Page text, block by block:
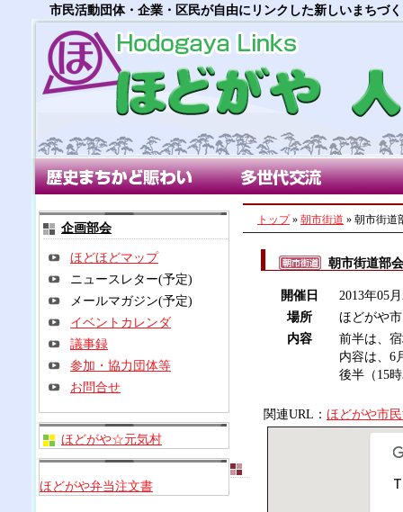
市民活動団体・企業・区民が自由にリンクした新しいまちづ
多世代交流部会 朝市
トップ» 朝市街道 » 朝市街道
朝市街道部
開催日
2013年05
場所
ほどがや
内容
前半は、
内容は、6
後半（15
関連URL： ほどがや市
企画部会
ほどほどマップ
ニュースレター(予定)
メールマガジン(予定)
イベントカレンダ
議事録
参加・協力団体等
お問合せ
ほどがや☆元気村
ほどがや弁当注文書